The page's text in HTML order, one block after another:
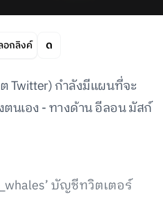
อกลิงค์
Twitter) กำลังมีแผนที่จะ
ตนเอง - ทางด้าน อีลอน มัสก์
บัญชีทวิตเตอร์